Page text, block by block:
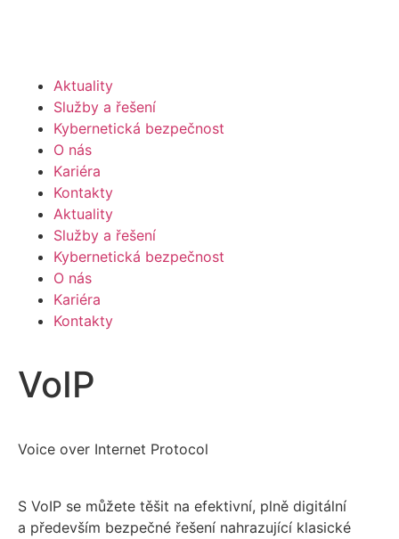
Aktuality
Služby a řešení
Kybernetická bezpečnost
O nás
Kariéra
Kontakty
Aktuality
Služby a řešení
Kybernetická bezpečnost
O nás
Kariéra
Kontakty
VoIP
Voice over Internet Protocol
S VoIP se můžete těšit na efektivní, plně digitální
a především bezpečné řešení nahrazující klasické